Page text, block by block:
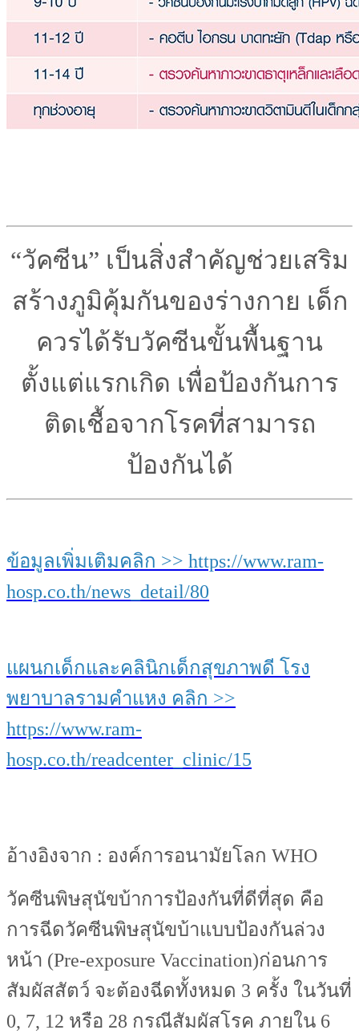
“วัคซีน” เป็นสิ่งสำคัญช่วยเสริม
สร้างภูมิคุ้มกันของร่างกาย เด็ก
ควรได้รับวัคซีนขั้นพื้นฐาน
ตั้งแต่แรกเกิด เพื่อป้องกันการ
ติดเชื้อจากโรคที่สามารถ
ป้องกันได้
ข้อมูลเพิ่มเติมคลิก >> https://www.ram-
hosp.co.th/news_detail/80
แผนกเด็กและคลินิกเด็กสุขภาพดี โรง
พยาบาลรามคำแหง คลิก >>
https://www.ram-
hosp.co.th/readcenter_clinic/15
อ้างอิงจาก : องค์การอนามัยโลก WHO
วัคซีนพิษสุนัขบ้าการป้องกันที่ดีที่สุด คือ
การฉีดวัคซีนพิษสุนัขบ้าแบบป้องกันล่วง
หน้า (Pre-exposure Vaccination)ก่อนการ
สัมผัสสัตว์ จะต้องฉีดทั้งหมด 3 ครั้ง ในวันที่
0, 7, 12 หรือ 28 กรณีสัมผัสโรค ภายใน 6